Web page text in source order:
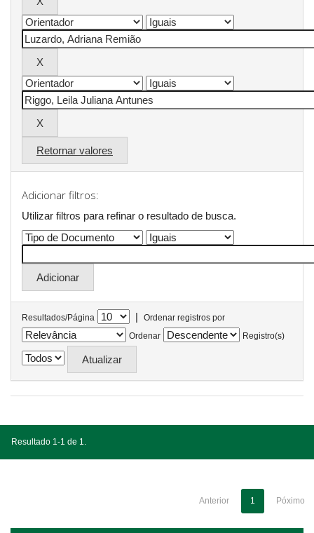
Retornar valores
Adicionar filtros:
Utilizar filtros para refinar o resultado de busca.
Resultados/Página |
Ordenar registros por
Ordenar
Registro(s)
Resultado 1-1 de 1.
Anterior 1 Póximo